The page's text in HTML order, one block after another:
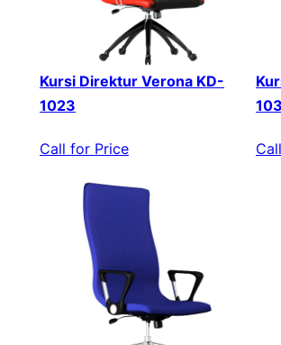
Kursi Direktur Verona KD-
1023
Call for Price